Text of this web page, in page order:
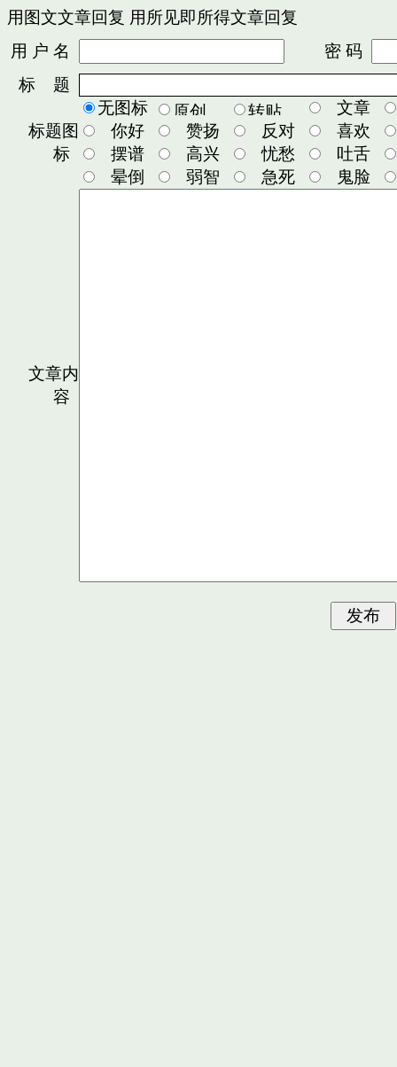
用图文文章回复 用所见即所得文章回复
用 户 名
密 码
标 题
标题图
标
无图标
文章
你好
赞扬 反对
喜欢
摆谱
高兴 忧愁
吐舌
晕倒
弱智 急死 鬼脸
文章内
容